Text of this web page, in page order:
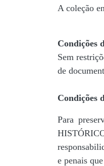
A coleção
Condições
Sem
de
Condições
Para
e penais